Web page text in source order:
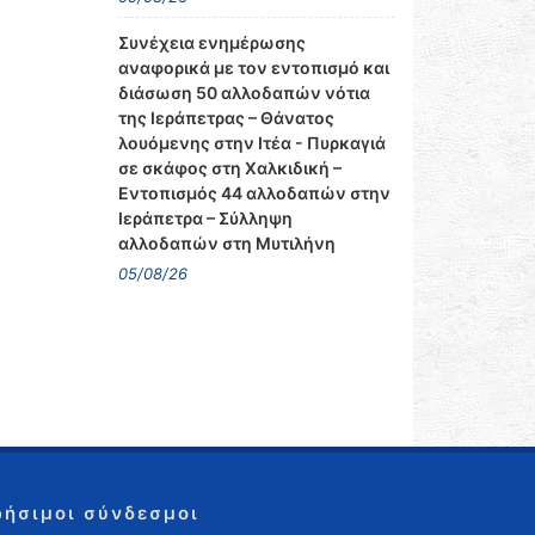
Συνέχεια ενημέρωσης
αναφορικά με τον εντοπισμό και
διάσωση 50 αλλοδαπών νότια
της Ιεράπετρας – Θάνατος
λουόμενης στην Ιτέα - Πυρκαγιά
σε σκάφος στη Χαλκιδική –
Εντοπισμός 44 αλλοδαπών στην
Ιεράπετρα – Σύλληψη
αλλοδαπών στη Μυτιλήνη
05/08/26
σύνδεσμοι